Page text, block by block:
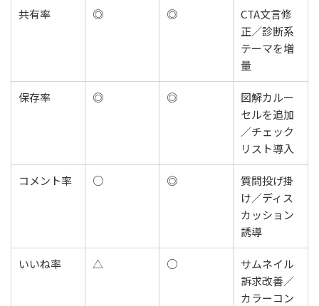
共有率
◎ ◎
CTA文言修
正／診断系
テーマを増
量
保存率 ◎ ◎
図解カルー
セルを追加
／チェック
リスト導入
コメント率 ○ ◎
質問投げ掛
け／ディス
カッション
誘導
いいね率 △ ○
サムネイル
訴求改善／
カラーコン